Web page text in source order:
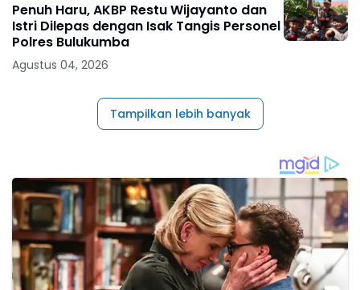
Penuh Haru, AKBP Restu Wijayanto dan
Istri Dilepas dengan Isak Tangis Personel
Polres Bulukumba
Agustus 04, 2026
Tampilkan lebih banyak